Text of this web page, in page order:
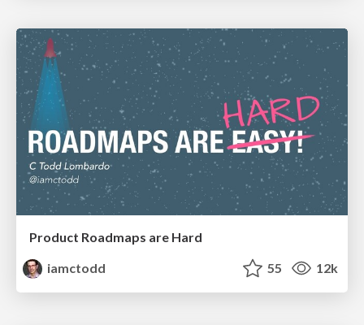
Product Roadmaps are Hard
iamctodd
55 12k